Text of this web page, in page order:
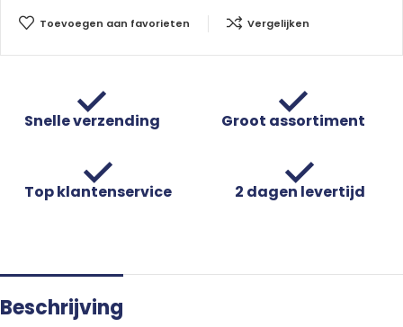
Toevoegen aan favorieten Vergelijken
Snelle verzending Groot assortiment
Top klantenservice 2 dagen levertijd
Beschrijving